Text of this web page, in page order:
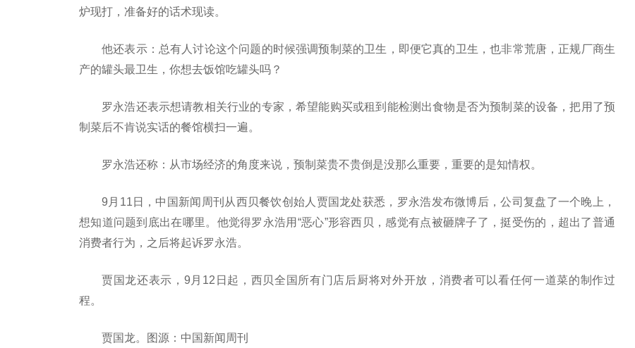
炉现打，准备好的话术现读。
他还表示：总有人讨论这个问题的时候强调预制菜的卫生，即便它真的卫生，也非常荒唐，正规厂商生
产的罐头最卫生，你想去饭馆吃罐头吗？
罗永浩还表示想请教相关行业的专家，希望能购买或租到能检测出食物是否为预制菜的设备，把用了预
制菜后不肯说实话的餐馆横扫一遍。
罗永浩还称：从市场经济的角度来说，预制菜贵不贵倒是没那么重要，重要的是知情权。
9月11日，中国新闻周刊从西贝餐饮创始人贾国龙处获悉，罗永浩发布微博后，公司复盘了一个晚上，
想知道问题到底出在哪里。他觉得罗永浩用“恶心”形容西贝，感觉有点被砸牌子了，挺受伤的，超出了普通
消费者行为，之后将起诉罗永浩。
贾国龙还表示，9月12日起，西贝全国所有门店后厨将对外开放，消费者可以看任何一道菜的制作过
程。
贾国龙。图源：中国新闻周刊